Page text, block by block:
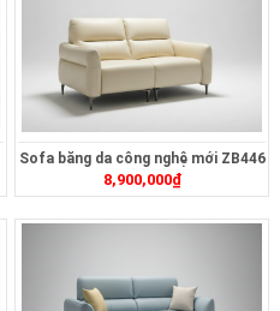
Sofa băng da công nghệ mới ZB446
8,900,000₫